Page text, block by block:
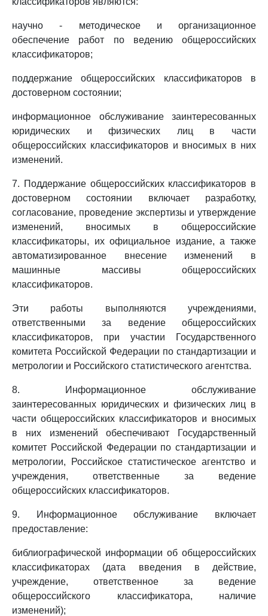
научно - методическое и организационное
обеспечение работ по ведению общероссийских
классификаторов;
поддержание общероссийских классификаторов в
достоверном состоянии;
информационное обслуживание заинтересованных
юридических и физических лиц в части
общероссийских классификаторов и вносимых в них
изменений.
7. Поддержание общероссийских классификаторов в
достоверном состоянии включает разработку,
согласование, проведение экспертизы и утверждение
изменений, вносимых в общероссийские
классификаторы, их официальное издание, а также
автоматизированное внесение изменений в
машинные массивы общероссийских
классификаторов.
Эти работы выполняются учреждениями,
ответственными за ведение общероссийских
классификаторов, при участии Государственного
комитета Российской Федерации по стандартизации и
метрологии и Российского статистического агентства.
8. Информационное обслуживание
заинтересованных юридических и физических лиц в
части общероссийских классификаторов и вносимых
в них изменений обеспечивают Государственный
комитет Российской Федерации по стандартизации и
метрологии, Российское статистическое агентство и
учреждения, ответственные за ведение
общероссийских классификаторов.
9. Информационное обслуживание включает
предоставление:
библиографической информации об общероссийских
классификаторах (дата введения в действие,
учреждение, ответственное за ведение
общероссийского классификатора, наличие
изменений);